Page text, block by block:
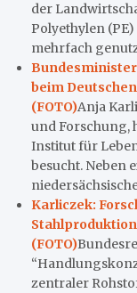
der
Polyethylen
mehrfach
beim
(FOTO)Anja
und Forschung,
Institut für
besucht. Neben
Karliczek:
(FOTO)
zentraler